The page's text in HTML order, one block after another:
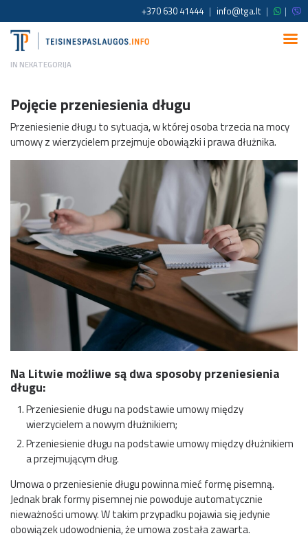
+370 630 41444 | info@tga.lt | |
IN NEKATEGORIJA
Pojęcie przeniesienia długu
Przeniesienie długu to sytuacja, w której osoba trzecia na mocy
umowy z wierzycielem przejmuje obowiązki i prawa dłużnika.
Na Litwie możliwe są dwa sposoby przeniesienia
długu:
Przeniesienie długu na podstawie umowy między
wierzycielem a nowym dłużnikiem;
Przeniesienie długu na podstawie umowy między dłużnikiem
a przejmującym dług.
Umowa o przeniesienie długu powinna mieć formę pisemną.
Jednak brak formy pisemnej nie powoduje automatycznie
nieważności umowy. W takim przypadku pojawia się jedynie
obowiązek udowodnienia, że umowa została zawarta.